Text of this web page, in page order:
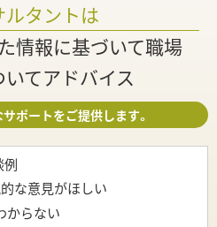
タントは
情報に基づいて職場
てアドバイス
ポートをご提供します。
例
な意見がほしい
からない